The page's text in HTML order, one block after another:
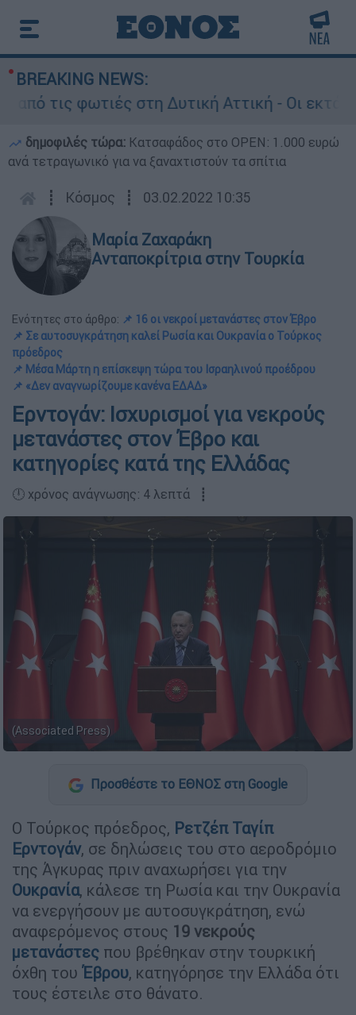
BREAKING NEWS:
φωτιές στη Δυτική Αττική - Οι εκτάσεις
δημοφιλές τώρα: Κατσαφάδος στο OPEN: 1.000 ευρώ
ανά τετραγωνικό για να ξαναχτιστούν τα σπίτια
┋ Κόσμος ┋ 03.02.2022 10:35
Μαρία Ζαχαράκη
Ανταποκρίτρια στην Τουρκία
Ενότητες στο άρθρο: 📌 16 οι νεκροί μετανάστες στον Έβρο
📌 Σε αυτοσυγκράτηση καλεί Ρωσία και Ουκρανία ο Τούρκος
πρόεδρος
📌 Μέσα Μάρτη η επίσκεψη τώρα του Ισραηλινού προέδρου
📌 «Δεν αναγνωρίζουμε κανένα ΕΔΑΔ»
Ερντογάν: Ισχυρισμοί για νεκρούς
μετανάστες στον Έβρο και
κατηγορίες κατά της Ελλάδας
🕛 χρόνος ανάγνωσης: 4 λεπτά ┋
(Associated Press)
Προσθέστε το ΕΘΝΟΣ στη Google
Ο Τούρκος πρόεδρος, Ρετζέπ Ταγίπ
Ερντογάν, σε δηλώσεις του στο αεροδρόμιο
της Άγκυρας πριν αναχωρήσει για την
Ουκρανία, κάλεσε τη Ρωσία και την Ουκρανία
να ενεργήσουν με αυτοσυγκράτηση, ενώ
αναφερόμενος στους 19 νεκρούς
μετανάστες που βρέθηκαν στην τουρκική
όχθη του Έβρου, κατηγόρησε την Ελλάδα ότι
τους έστειλε στο θάνατο.